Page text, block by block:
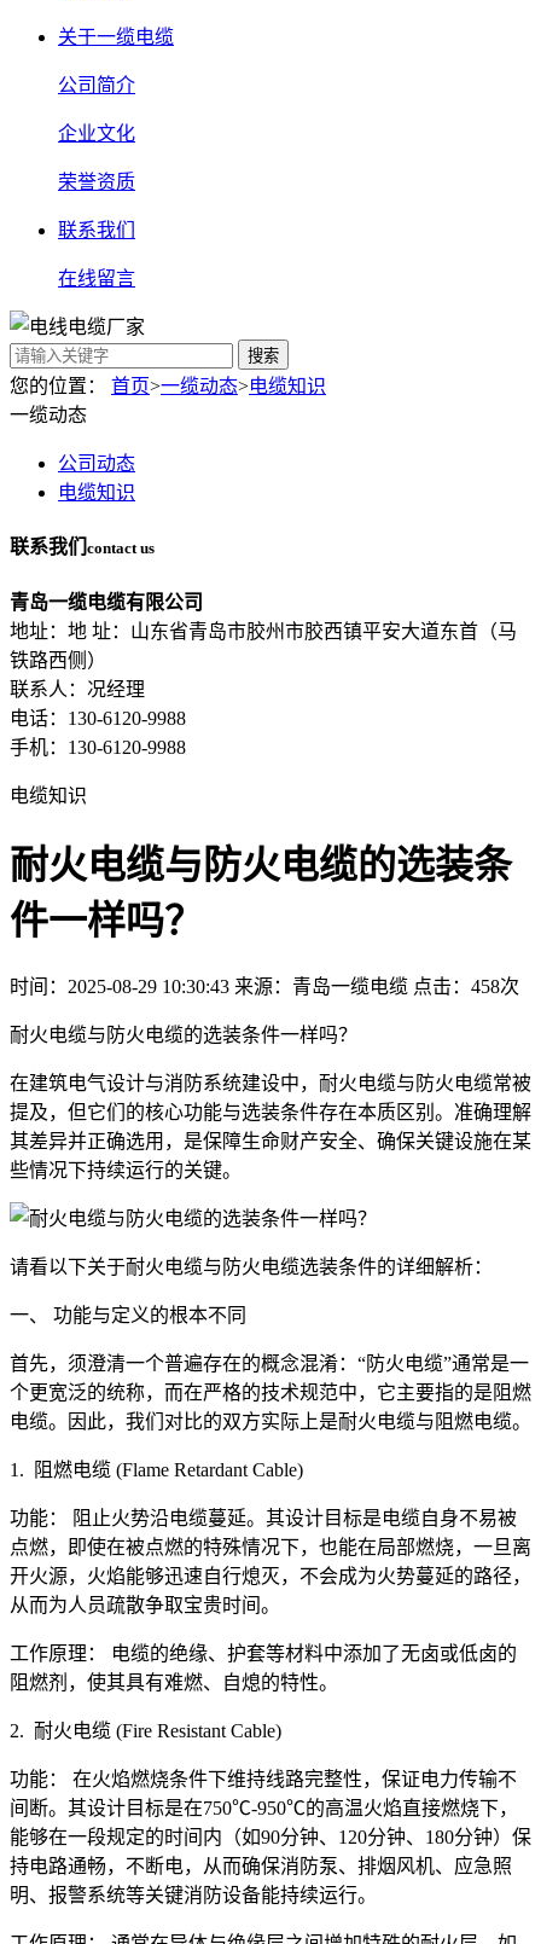
关于一缆电缆
公司简介
企业文化
荣誉资质
联系我们
在线留言
搜索
您的位置： 首页>一缆动态>电缆知识
一缆动态
公司动态
电缆知识
联系我们 contact us
青岛一缆电缆有限公司
地址：地 址：山东省青岛市胶州市胶西镇平安大道东首（马
铁路西侧）
联系人：况经理
电话：130-6120-9988
手机：130-6120-9988
电缆知识
耐火电缆与防火电缆的选装条
件一样吗？
时间：2025-08-29 10:30:43 来源：青岛一缆电缆 点击：458次
耐火电缆与防火电缆的选装条件一样吗？
在建筑电气设计与消防系统建设中，耐火电缆与防火电缆常被
提及，但它们的核心功能与选装条件存在本质区别。准确理解
其差异并正确选用，是保障生命财产安全、确保关键设施在某
些情况下持续运行的关键。
请看以下关于耐火电缆与防火电缆选装条件的详细解析：
一、 功能与定义的根本不同
首先，须澄清一个普遍存在的概念混淆：“防火电缆”通常是一
个更宽泛的统称，而在严格的技术规范中，它主要指的是阻燃
电缆。因此，我们对比的双方实际上是耐火电缆与阻燃电缆。
1. 阻燃电缆 (Flame Retardant Cable)
功能： 阻止火势沿电缆蔓延。其设计目标是电缆自身不易被
点燃，即使在被点燃的特殊情况下，也能在局部燃烧，一旦离
开火源，火焰能够迅速自行熄灭，不会成为火势蔓延的路径，
从而为人员疏散争取宝贵时间。
工作原理： 电缆的绝缘、护套等材料中添加了无卤或低卤的
阻燃剂，使其具有难燃、自熄的特性。
2. 耐火电缆 (Fire Resistant Cable)
功能： 在火焰燃烧条件下维持线路完整性，保证电力传输不
间断。其设计目标是在750℃-950℃的高温火焰直接燃烧下，
能够在一段规定的时间内（如90分钟、120分钟、180分钟）保
持电路通畅，不断电，从而确保消防泵、排烟风机、应急照
明、报警系统等关键消防设备能持续运行。